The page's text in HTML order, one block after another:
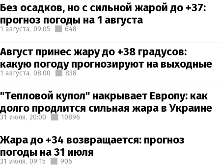
Без осадков, но с сильной жарой до +37:
прогноз погоды на 1 августа
1 августа, 09:05 648
Август принес жару до +38 градусов:
какую погоду прогнозируют на выходные
1 августа, 08:00 838
"Тепловой купол" накрывает Европу: как
долго продлится сильная жара в Украине
31 июля, 20:00 10896
Жара до +34 возвращается: прогноз
погоды на 31 июля
31 июля, 09:15 906